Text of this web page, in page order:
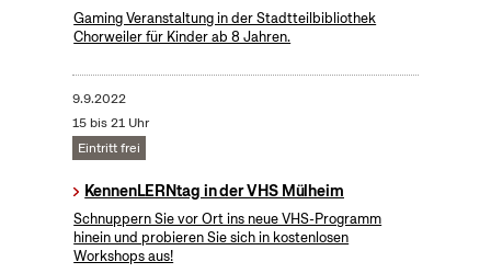
Gaming Veranstaltung in der Stadtteilbibliothek
Chorweiler für Kinder ab 8 Jahren.
9.9.2022
15 bis 21 Uhr
Eintritt frei
KennenLERNtag in der VHS Mülheim
Schnuppern Sie vor Ort ins neue VHS-Programm
hinein und probieren Sie sich in kostenlosen
Workshops aus!